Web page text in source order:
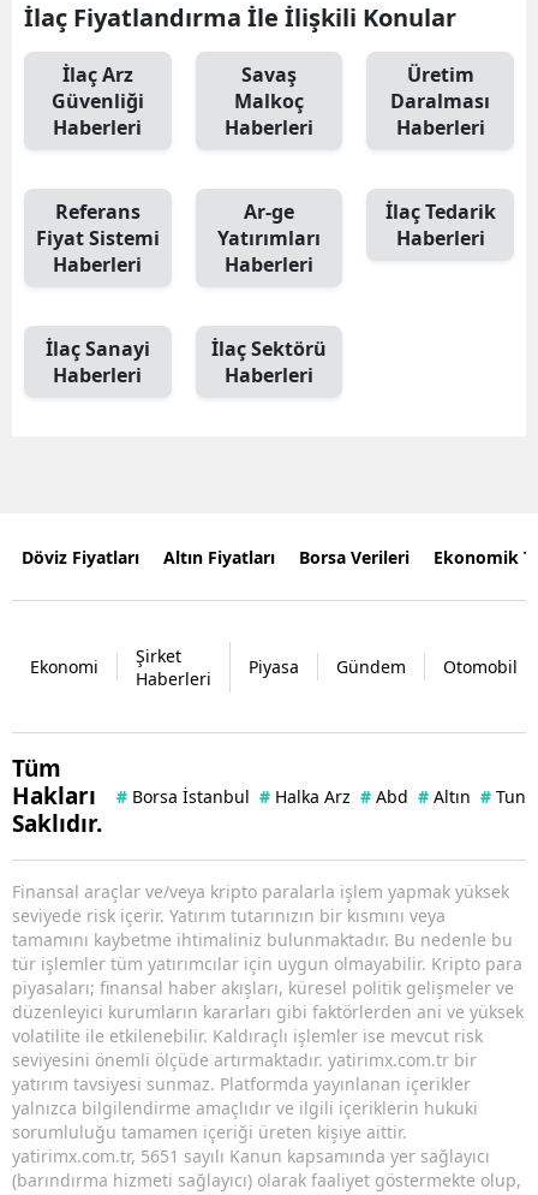
İlaç Fiyatlandırma İle İlişkili Konular
İlaç Arz
Güvenliği
Haberleri
Savaş
Malkoç
Haberleri
Üretim
Daralması
Haberleri
Referans
Fiyat Sistemi
Haberleri
Ar-ge
Yatırımları
Haberleri
İlaç Tedarik
Haberleri
İlaç Sanayi
Haberleri
İlaç Sektörü
Haberleri
Döviz Fiyatları Altın Fiyatları Borsa Verileri Ekonomik
Ekonomi
Şirket
Haberleri
Piyasa Gündem Otomobil
Tüm
Hakları
Saklıdır.
# Borsa İstanbul # Halka Arz # Abd # Altın #
Finansal araçlar ve/veya kripto paralarla işlem yapmak yüksek
seviyede risk içerir. Yatırım tutarınızın bir kısmını veya
tamamını kaybetme ihtimaliniz bulunmaktadır. Bu nedenle bu
tür işlemler tüm yatırımcılar için uygun olmayabilir. Kripto para
piyasaları; finansal haber akışları, küresel politik gelişmeler ve
düzenleyici kurumların kararları gibi faktörlerden ani ve yüksek
volatilite ile etkilenebilir. Kaldıraçlı işlemler ise mevcut risk
seviyesini önemli ölçüde artırmaktadır. yatirimx.com.tr bir
yatırım tavsiyesi sunmaz. Platformda yayınlanan içerikler
yalnızca bilgilendirme amaçlıdır ve ilgili içeriklerin hukuki
sorumluluğu tamamen içeriği üreten kişiye aittir.
yatirimx.com.tr, 5651 sayılı Kanun kapsamında yer sağlayıcı
(barındırma hizmeti sağlayıcı) olarak faaliyet göstermekte olup,